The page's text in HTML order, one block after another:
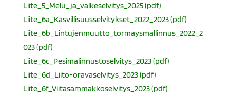
Liite_5_Melu_ja_valkeselvitys_2025 (pdf)
Liite_6a_Kasvillisuusselvitykset_2022_2023 (pdf)
Liite_6b_Lintujenmuutto_tormaysmallinnus_2022_2
023 (pdf)
Liite_6c_Pesimalinnustoselvitys_2023 (pdf)
Liite_6d_Liito-oravaselvitys_2023 (pdf)
Liite_6f_Viitasammakkoselvitys_2023 (pdf)